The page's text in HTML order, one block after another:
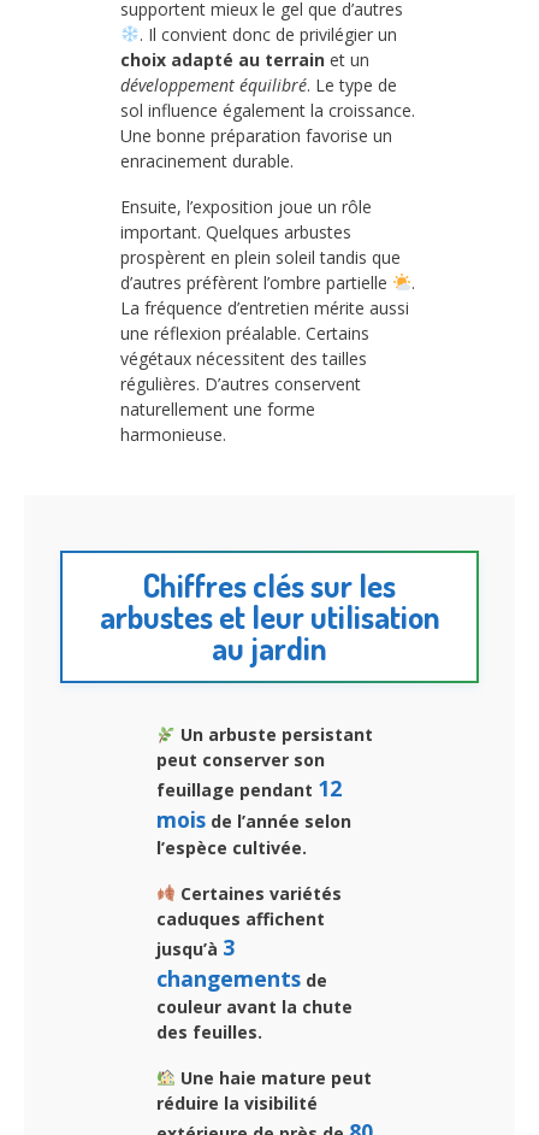
supportent mieux le gel que d’autres
. Il convient donc de privilégier un
choix adapté au terrain et un
développement équilibré. Le type de
sol influence également la croissance.
Une bonne préparation favorise un
enracinement durable.
Ensuite, l’exposition joue un rôle
important. Quelques arbustes
prospèrent en plein soleil tandis que
d’autres préfèrent l’ombre partielle
.
La fréquence d’entretien mérite aussi
une réflexion préalable. Certains
végétaux nécessitent des tailles
régulières. D’autres conservent
naturellement une forme
harmonieuse.
Chiffres clés sur les
arbustes et leur utilisation
au jardin
Un arbuste persistant
peut conserver son
feuillage pendant 12
mois de l’année selon
l’espèce cultivée.
Certaines variétés
caduques affichent
jusqu’à 3
changements de
couleur avant la chute
des feuilles.
Une haie mature peut
réduire la visibilité